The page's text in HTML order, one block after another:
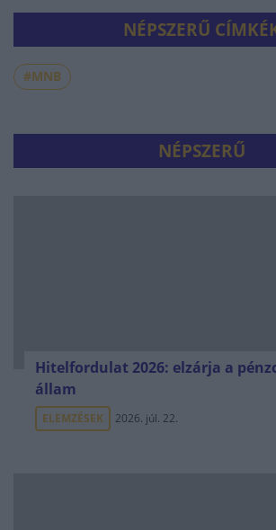
NÉPSZERŰ
#MNB
NÉPSZERŰ
Hitelfordulat 2026: elzárja a
állam
ELEMZÉSEK 2026. júl. 22.